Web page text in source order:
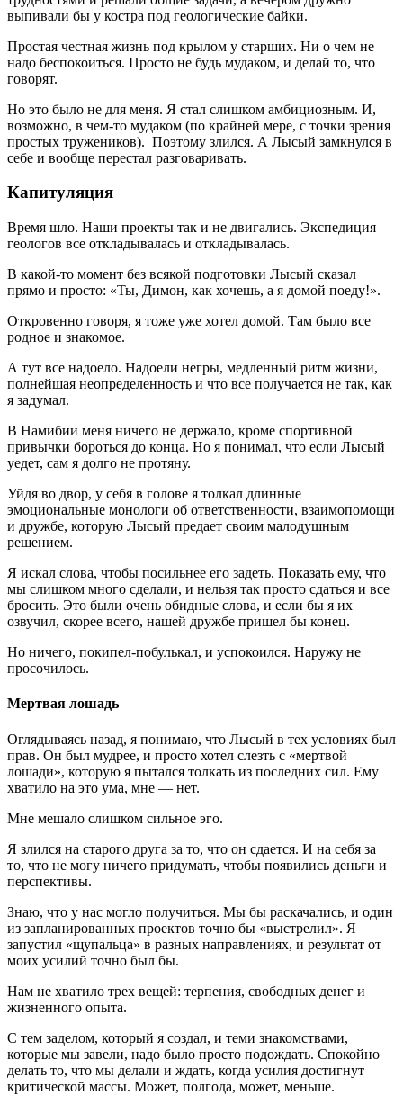
выпивали бы у костра под геологические байки.
Простая честная жизнь под крылом у старших. Ни о чем не
надо беспокоиться. Просто не будь мудаком, и делай то, что
говорят.
Но это было не для меня. Я стал слишком амбициозным. И,
возможно, в чем-то мудаком (по крайней мере, с точки зрения
простых тружеников). Поэтому злился. А Лысый замкнулся в
себе и вообще перестал разговаривать.
Капитуляция
Время шло. Наши проекты так и не двигались. Экспедиция
геологов все откладывалась и откладывалась.
В какой-то момент без всякой подготовки Лысый сказал
прямо и просто: «Ты, Димон, как хочешь, а я домой поеду!».
Откровенно говоря, я тоже уже хотел домой. Там было все
родное и знакомое.
А тут все надоело. Надоели негры, медленный ритм жизни,
полнейшая неопределенность и что все получается не так, как
я задумал.
В Намибии меня ничего не держало, кроме спортивной
привычки бороться до конца. Но я понимал, что если Лысый
уедет, сам я долго не протяну.
Уйдя во двор, у себя в голове я толкал длинные
эмоциональные монологи об ответственности, взаимопомощи
и дружбе, которую Лысый предает своим малодушным
решением.
Я искал слова, чтобы посильнее его задеть. Показать ему, что
мы слишком много сделали, и нельзя так просто сдаться и все
бросить. Это были очень обидные слова, и если бы я их
озвучил, скорее всего, нашей дружбе пришел бы конец.
Но ничего, покипел-побулькал, и успокоился. Наружу не
просочилось.
Мертвая лошадь
Оглядываясь назад, я понимаю, что Лысый в тех условиях был
прав. Он был мудрее, и просто хотел слезть с «мертвой
лошади», которую я пытался толкать из последних сил. Ему
хватило на это ума, мне — нет.
Мне мешало слишком сильное эго.
Я злился на старого друга за то, что он сдается. И на себя за
то, что не могу ничего придумать, чтобы появились деньги и
перспективы.
Знаю, что у нас могло получиться. Мы бы раскачались, и один
из запланированных проектов точно бы «выстрелил». Я
запустил «щупальца» в разных направлениях, и результат от
моих усилий точно был бы.
Нам не хватило трех вещей: терпения, свободных денег и
жизненного опыта.
С тем заделом, который я создал, и теми знакомствами,
которые мы завели, надо было просто подождать. Спокойно
делать то, что мы делали и ждать, когда усилия достигнут
критической массы. Может, полгода, может, меньше.